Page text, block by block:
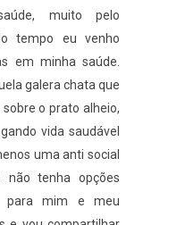
muito pelo
tempo eu venho
em minha saúde.
galera chata que
o prato alheio,
vida saudável
uma anti social
tenha opções
para mim e meu